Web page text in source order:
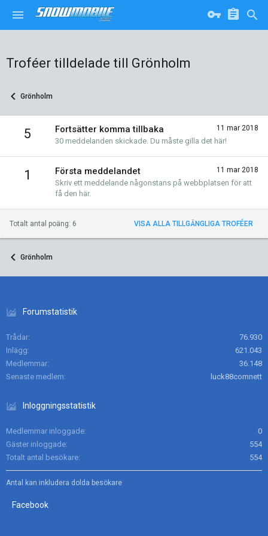
Troféer tilldelade till Grönholm
Grönholm
5 11 mar 2018
Fortsätter komma tillbaka
30 meddelanden skickade. Du måste gilla det här!
1 11 mar 2018
Första meddelandet
Skriv ett meddelande någonstans på webbplatsen för att
få den här.
Totalt antal poäng: 6 VISA ALLA TILLGÄNGLIGA TROFÉER
Grönholm
Forumstatistik
Trådar
76.930
Inlägg
621.043
Medlemmar
36.148
Senaste medlem
luck88comnett
Inloggningsstatistik
Medlemmar inloggade
0
Gäster inloggade
554
Totalt antal besökare
554
Antal kan inkludera dolda besökare
Facebook